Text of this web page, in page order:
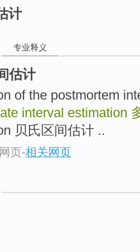
计
专业释义
估计
of the postmortem
interval estimation
贝氏区间估计 ..
页-相关网页